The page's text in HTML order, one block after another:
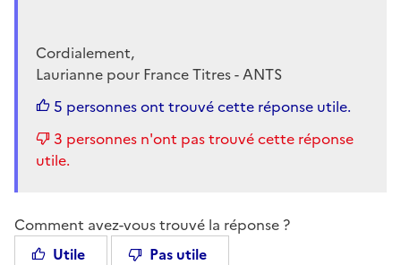
Cordialement,
Laurianne pour France Titres - ANTS
5 personnes ont trouvé cette réponse utile.
3 personnes n'ont pas trouvé cette réponse
utile.
Comment avez-vous trouvé la réponse ?
Utile
Pas utile